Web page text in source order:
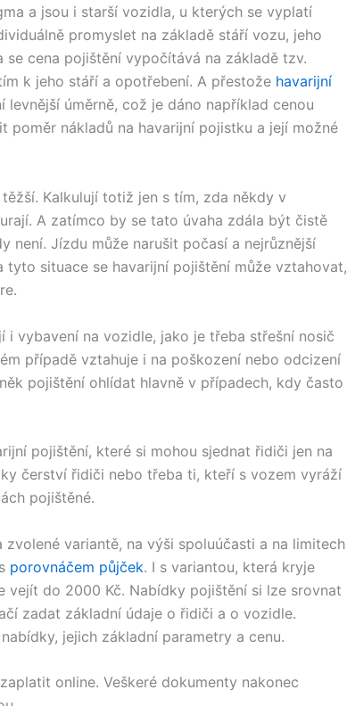
a jsou i starší vozidla, u kterých se vyplatí
promyslet na základě stáří vozu, jeho
cena pojištění vypočítává na základě tzv.
k jeho stáří a opotřebení. A přestože havarijní
levnější úměrně, což je dáno například cenou
poměr nákladů na havarijní pojistku a její možné
Kalkulují totiž jen s tím, zda někdy v
A zatímco by se tato úvaha zdála být čistě
není. Jízdu může narušit počasí a nejrůznější
situace se havarijní pojištění může vztahovat,
vybavení na vozidle, jako je třeba střešní nosič
případě vztahuje i na poškození nebo odcizení
pojištění ohlídat hlavně v případech, kdy často
pojištění, které si mohou sjednat řidiči jen na
čerství řidiči nebo třeba ti, kteří s vozem vyráží
pojištěné.
variantě, na výši spoluúčasti a na limitech
porovnáčem půjček. I s variantou, která kryje
vejít do 2000 Kč. Nabídky pojištění si lze srovnat
zadat základní údaje o řidiči a o vozidle.
jejich základní parametry a cenu.
online. Veškeré dokumenty nakonec